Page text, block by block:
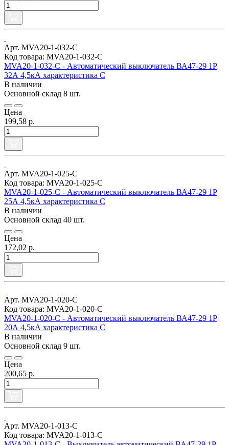
Арт. MVA20-1-032-C
Код товара: MVA20-1-032-C
MVA20-1-032-C - Автоматический выключатель ВА47-29 1Р
32А 4,5кА характеристика С
В наличии
Основной склад 8 шт.
Цена
199,58 р.
Арт. MVA20-1-025-C
Код товара: MVA20-1-025-C
MVA20-1-025-C - Автоматический выключатель ВА47-29 1Р
25А 4,5кА характеристика С
В наличии
Основной склад 40 шт.
Цена
172,02 р.
Арт. MVA20-1-020-C
Код товара: MVA20-1-020-C
MVA20-1-020-C - Автоматический выключатель ВА47-29 1Р
20А 4,5кА характеристика С
В наличии
Основной склад 9 шт.
Цена
200,65 р.
Арт. MVA20-1-013-C
Код товара: MVA20-1-013-C